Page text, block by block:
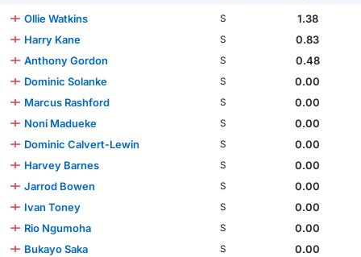
Ollie Watkins S
1.38
Harry Kane
S
0.83
Anthony Gordon
S
0.48
Dominic Solanke
S
0.00
Marcus Rashford
S
0.00
Noni Madueke
S
0.00
Dominic Calvert-Lewin
S
0.00
Harvey Barnes
S
0.00
Jarrod Bowen
S
0.00
Ivan Toney
S
0.00
Rio Ngumoha
S
0.00
Bukayo Saka
S 0.00